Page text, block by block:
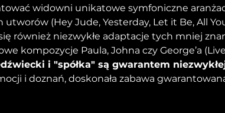
widowni unikatowe symfoniczne
(Hey Jude, Yesterday, Let it Be, All
również niezwykłe adaptacje tych mniej
kompozycje Paula, Johna czy George’a
i "spółka" są gwarantem
i doznań, doskonała zabawa